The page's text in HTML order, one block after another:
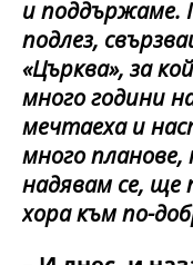
и поддържаме.
подлез,
«Църква», за
много години
мечтаеха и
много
надявам се,
хора към по-